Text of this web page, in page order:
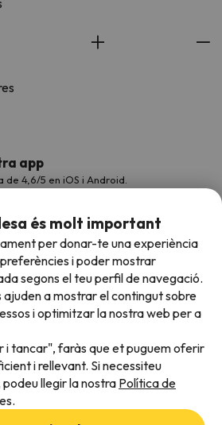
app
4,6/5 en iOS i Android.
és molt important
per donar-te una experiència
i poder mostrar
segons el teu perfil de navegació.
a mostrar el contingut sobre
i optimitzar la nostra web per a
i tancar", faràs que et puguem oferir
i rellevant. Si necessiteu
llegir la nostra Política de